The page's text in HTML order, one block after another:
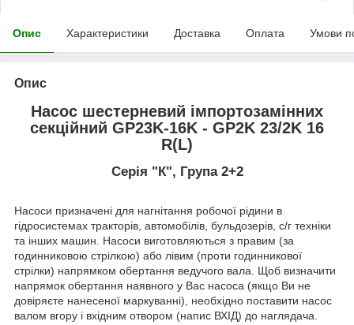
Опис Характеристики Доставка Оплата Умови
Опис
Насос шестерневий імпортозамінних
секційний GP23K-16K - GP2K 23/2K 16
R(L)
Серія "К", Група 2+2
Насоси призначені для нагнітання робочої рідини в
гідросистемах тракторів, автомобілів, бульдозерів, с/г техніки
та інших машин. Насоси виготовляються з правим (за
годинниковою стрілкою) або лівим (проти годинникової
стрілки) напрямком обертання ведучого вала. Щоб визначити
напрямок обертання наявного у Вас насоса (якщо Ви не
довіряєте нанесеної маркуванні), необхідно поставити насос
валом вгору і вхідним отвором (напис ВХІД) до наглядача.